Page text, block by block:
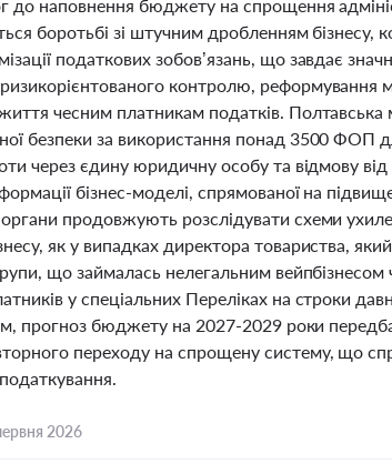
до наповнення бюджету на спрощення
боротьбі зі штучним дробленням бізнесу,
податкових зобов’язань, що завдає
контролю, реформування
чесним платникам податків.
безпеки за використання понад 3500 ФОП
через єдину юридичну особу та відмову
бізнес-моделі, спрямованої на
продовжують розслідувати схеми
як у випадках директора товариства,
що займалась нелегальним
у спеціальних Переліках на строки
прогноз бюджету на 2027-2029 роки
переходу на спрощену систему, що
2026